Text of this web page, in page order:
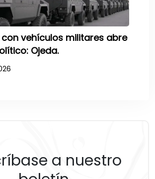
con vehículos militares abre
Ojeda.
a nuestro